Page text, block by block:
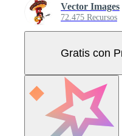
Vector Images
72.475 Recursos
Gratis con